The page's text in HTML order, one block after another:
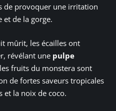
de provoquer une irritation
et de la gorge.
mûrit, les écailles ont
révélant une pulpe
fruits du monstera sont
de fortes saveurs tropicales
et la noix de coco.